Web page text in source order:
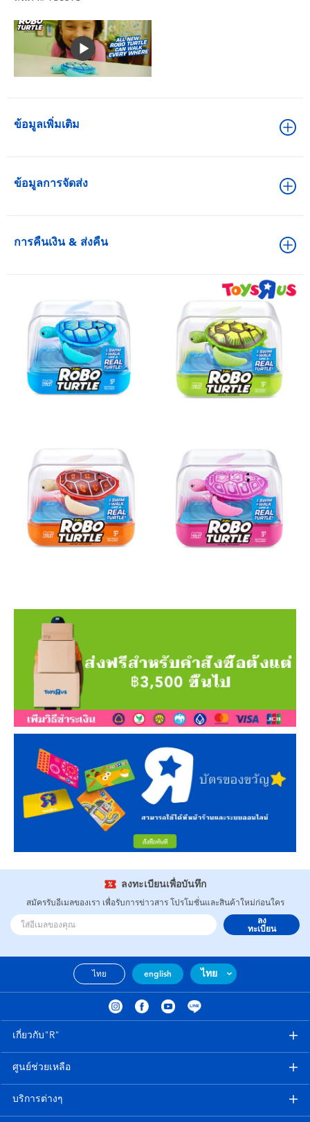
ข้อมูลเพิ่มเติม
ข้อมูลการจัดส่ง
การคืนเงิน & ส่งคืน
ลงทะเบียนเพื่อบันทึก
สมัครรับอีเมลของเรา เพื่อรับการข่าวสาร โปรโมชั่นและสินค้าใหม่ก่อนใคร
ลง
ทะเบียน
ไทย english ไทย
เกี่ยวกับ"R"
ศูนย์ช่วยเหลือ
บริการต่างๆ